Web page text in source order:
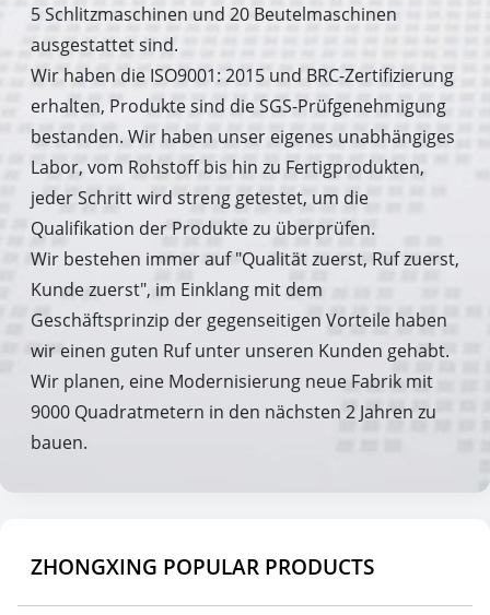
5 Schlitzmaschinen und 20 Beutelmaschinen
ausgestattet sind.
Wir haben die ISO9001: 2015 und BRC-Zertifizierung
erhalten, Produkte sind die SGS-Prüfgenehmigung
bestanden. Wir haben unser eigenes unabhängiges
Labor, vom Rohstoff bis hin zu Fertigprodukten,
jeder Schritt wird streng getestet, um die
Qualifikation der Produkte zu überprüfen.
Wir bestehen immer auf "Qualität zuerst, Ruf zuerst,
Kunde zuerst", im Einklang mit dem
Geschäftsprinzip der gegenseitigen Vorteile haben
wir einen guten Ruf unter unseren Kunden gehabt.
Wir planen, eine Modernisierung neue Fabrik mit
9000 Quadratmetern in den nächsten 2 Jahren zu
bauen.
ZHONGXING POPULAR PRODUCTS